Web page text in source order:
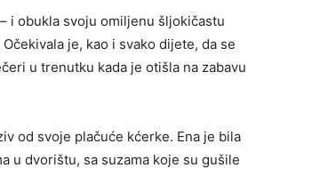
i obukla svoju omiljenu šljokičastu
je, kao i svako dijete, da se
u trenutku kada je otišla na zabavu
od svoje plačuće kćerke. Ena je bila
u dvorištu, sa suzama koje su gušile